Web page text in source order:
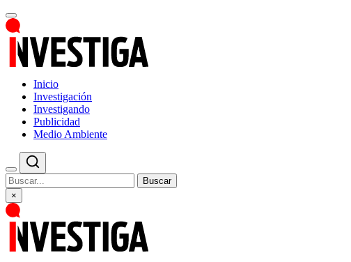
Inicio
Investigación
Investigando
Publicidad
Medio Ambiente
Buscar
×